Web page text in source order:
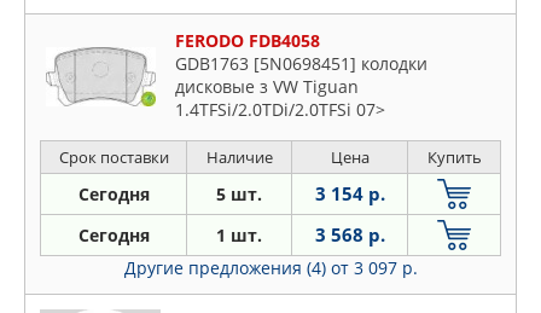
FERODO FDB4058
GDB1763 [5N0698451] колодки
дисковые з VW Tiguan
1.4TFSi/2.0TDi/2.0TFSi 07>
Срок поставки Наличие Цена Купить
Сегодня 5 шт. 3 154 р.
Сегодня 1 шт. 3 568 р.
Другие предложения (4) от 3 097 р.